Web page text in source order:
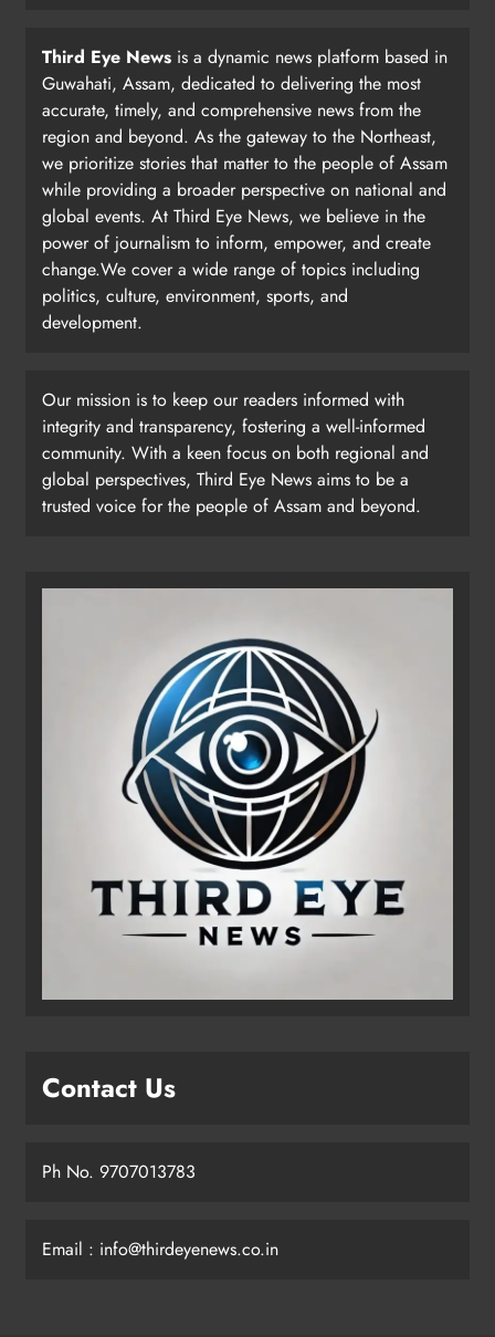
Third Eye News is a dynamic news platform based in
Guwahati, Assam, dedicated to delivering the most
accurate, timely, and comprehensive news from the
region and beyond. As the gateway to the Northeast,
we prioritize stories that matter to the people of Assam
while providing a broader perspective on national and
global events. At Third Eye News, we believe in the
power of journalism to inform, empower, and create
change.We cover a wide range of topics including
politics, culture, environment, sports, and
development.
Our mission is to keep our readers informed with
integrity and transparency, fostering a well-informed
community. With a keen focus on both regional and
global perspectives, Third Eye News aims to be a
trusted voice for the people of Assam and beyond.
Contact Us
Ph No. 9707013783
Email : info@thirdeyenews.co.in